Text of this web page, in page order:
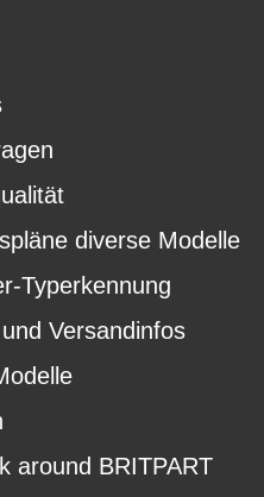
diverse Modelle
Typerkennung
Versandinfos
around BRITPART